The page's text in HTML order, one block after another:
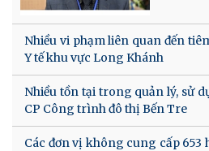
Nhiều vi phạm liên quan đến
Y tế khu vực Long Khánh
Nhiều tồn tại trong quản lý, sử
CP Công trình đô thị Bến Tre
Các đơn vị không cung cấp 653